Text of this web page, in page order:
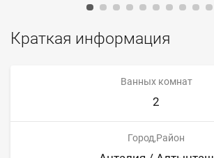
Краткая информация
Ванных комнат
2
Город,Район